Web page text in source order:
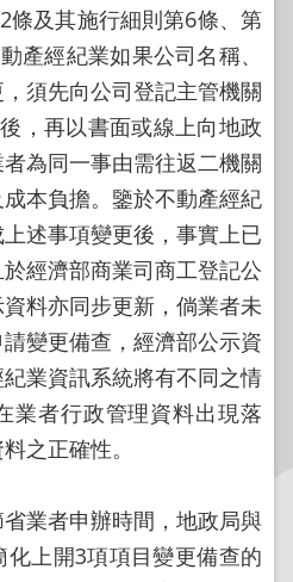
條及其施行細則第6條、第
產經紀業如果公司名稱、
須先向公司登記主管機關
，再以書面或線上向地政
為同一事由需往返二機關
本負擔。鑒於不動產經紀
述事項變更後，事實上已
經濟部商業司商工登記公
料亦同步更新，倘業者未
變更備查，經濟部公示資
業資訊系統將有不同之情
業者行政管理資料出現落
之正確性。
業者申辦時間，地政局與
上開3項項目變更備查的